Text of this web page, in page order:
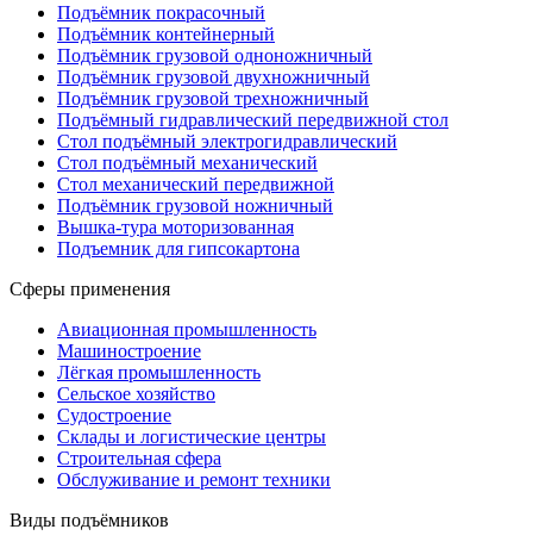
Подъёмник покрасочный
Подъёмник контейнерный
Подъёмник грузовой одноножничный
Подъёмник грузовой двухножничный
Подъёмник грузовой трехножничный
Подъёмный гидравлический передвижной стол
Стол подъёмный электрогидравлический
Стол подъёмный механический
Стол механический передвижной
Подъёмник грузовой ножничный
Вышка-тура моторизованная
Подъемник для гипсокартона
Сферы применения
Авиационная промышленность
Машиностроение
Лёгкая промышленность
Сельское хозяйство
Судостроение
Склады и логистические центры
Строительная сфера
Обслуживание и ремонт техники
Виды подъёмников